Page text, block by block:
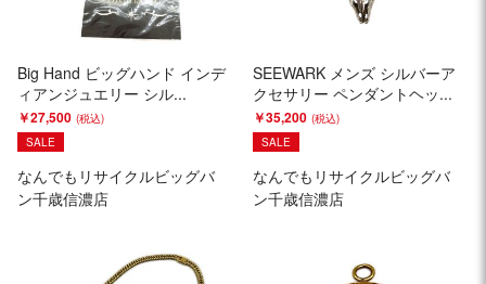
Big Hand ビッグハンド インデ
ィアンジュエリー シル...
￥27,500
SALE
なんでもリサイクルビッグバ
ン千歳信濃店
SEEWARK メンズ シルバーア
クセサリー ペンダントヘッ...
￥35,200
SALE
なんでもリサイクルビッグバ
ン千歳信濃店